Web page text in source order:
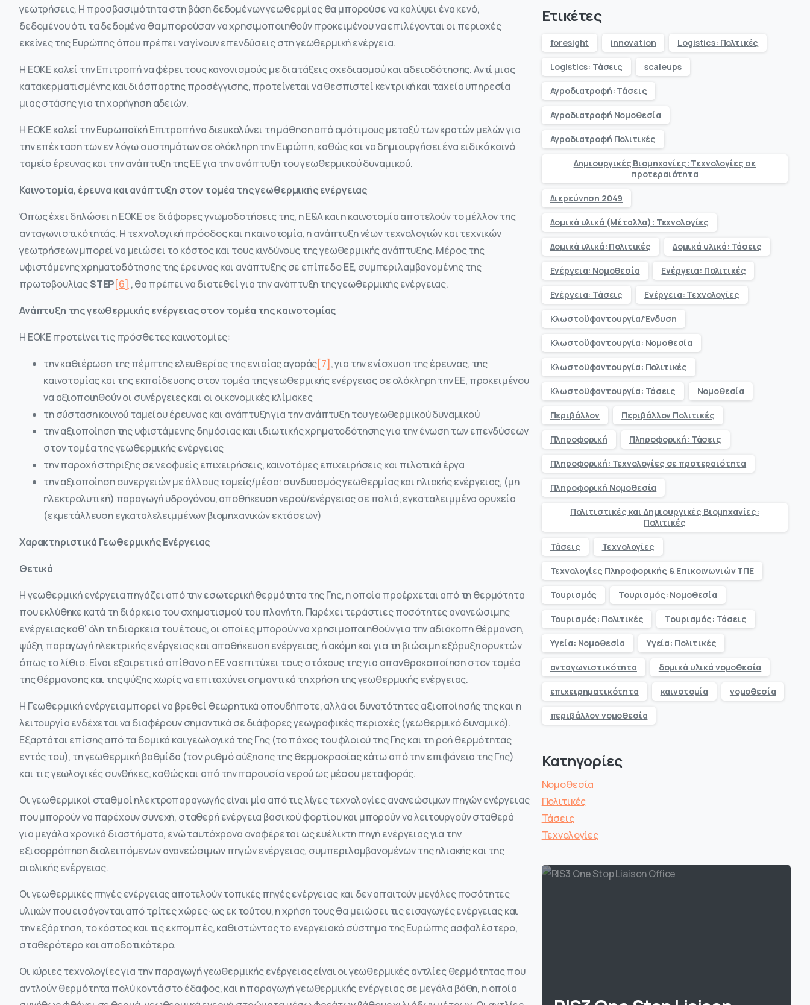
γεωτρήσεις. Η προσβασιμότητα στη βάση δεδομένων γεωθερμίας θα μπορούσε να καλύψει ένα κενό,
δεδομένου ότι τα δεδομένα θα μπορούσαν να χρησιμοποιηθούν προκειμένου να επιλέγονται οι περιοχές
εκείνες της Ευρώπης όπου πρέπει να γίνουν επενδύσεις στη γεωθερμική ενέργεια.
Η ΕΟΚΕ καλεί την Επιτροπή να φέρει τους κανονισμούς με διατάξεις σχεδιασμού και αδειοδότησης. Αντί μιας
κατακερματισμένης και διάσπαρτης προσέγγισης, προτείνεται να θεσπιστεί κεντρική και ταχεία υπηρεσία
μιας στάσης για τη χορήγηση αδειών.
Η ΕΟΚΕ καλεί την Ευρωπαϊκή Επιτροπή να διευκολύνει τη μάθηση από ομότιμους μεταξύ των κρατών μελών για
την επέκταση των εν λόγω συστημάτων σε ολόκληρη την Ευρώπη, καθώς και να δημιουργήσει ένα ειδικό κοινό
ταμείο έρευνας και την ανάπτυξη της ΕΕ για την ανάπτυξη του γεωθερμικού δυναμικού.
Καινοτομία, έρευνα και ανάπτυξη στον τομέα της γεωθερμικής ενέργειας
Όπως έχει δηλώσει η ΕΟΚΕ σε διάφορες γνωμοδοτήσεις της, η Ε&Α και η καινοτομία αποτελούν το μέλλον της
ανταγωνιστικότητάς. Η τεχνολογική πρόοδος και η καινοτομία, η ανάπτυξη νέων τεχνολογιών και τεχνικών
γεωτρήσεων μπορεί να μειώσει το κόστος και τους κινδύνους της γεωθερμικής ανάπτυξης. Μέρος της
υφιστάμενης χρηματοδότησης της έρευνας και ανάπτυξης σε επίπεδο ΕΕ, συμπεριλαμβανομένης της
πρωτοβουλίαςSTEP[6] , θα πρέπει να διατεθεί για την ανάπτυξη της γεωθερμικής ενέργειας.
Ανάπτυξη της γεωθερμικής ενέργειας στον τομέα της καινοτομίας
Η ΕΟΚΕ προτείνει τις πρόσθετες καινοτομίες:
την καθιέρωση της πέμπτης ελευθερίας της ενιαίας αγοράς[7] , για την ενίσχυση της έρευνας, της
καινοτομίας και της εκπαίδευσης στον τομέα της γεωθερμικής ενέργειας σε ολόκληρη την ΕΕ, προκειμένου
να αξιοποιηθούν οι συνέργειες και οι οικονομικές κλίμακες
τη σύσταση κοινού ταμείου έρευνας και ανάπτυξη για την ανάπτυξη του γεωθερμικού δυναμικού
την αξιοποίηση της υφιστάμενης δημόσιας και ιδιωτικής χρηματοδότησης για την ένωση των επενδύσεων
στον τομέα της γεωθερμικής ενέργειας
την παροχή στήριξης σε νεοφυείς επιχειρήσεις, καινοτόμες επιχειρήσεις και πιλοτικά έργα
την αξιοποίηση συνεργειών με άλλους τομείς/μέσα: συνδυασμός γεωθερμίας και ηλιακής ενέργειας, (μη
ηλεκτρολυτική) παραγωγή υδρογόνου, αποθήκευση νερού/ενέργειας σε παλιά, εγκαταλειμμένα ορυχεία
(εκμετάλλευση εγκαταλελειμμένων βιομηχανικών εκτάσεων)
Χαρακτηριστικά Γεωθερμικής Ενέργειας
Θετικά
Η γεωθερμική ενέργεια πηγάζει από την εσωτερική θερμότητα της Γης, η οποία προέρχεται από τη θερμότητα
που εκλύθηκε κατά τη διάρκεια του σχηματισμού του πλανήτη. Παρέχει τεράστιες ποσότητες ανανεώσιμης
ενέργειας καθ’ όλη τη διάρκεια του έτους, οι οποίες μπορούν να χρησιμοποιηθούν για την αδιάκοπη θέρμανση,
ψύξη, παραγωγή ηλεκτρικής ενέργειας και αποθήκευση ενέργειας, ή ακόμη και για τη βιώσιμη εξόρυξη ορυκτών
όπως το λίθιο. Είναι εξαιρετικά απίθανο η ΕΕ να επιτύχει τους στόχους της για απανθρακοποίηση στον τομέα
της θέρμανσης και της ψύξης χωρίς να επιταχύνει σημαντικά τη χρήση της γεωθερμικής ενέργειας.
Η Γεωθερμική ενέργεια μπορεί να βρεθεί θεωρητικά οπουδήποτε, αλλά οι δυνατότητες αξιοποίησής της και η
λειτουργία ενδέχεται να διαφέρουν σημαντικά σε διάφορες γεωγραφικές περιοχές (γεωθερμικό δυναμικό).
Εξαρτάται επίσης από τα δομικά και γεωλογικά της Γης (το πάχος του φλοιού της Γης και τη ροή θερμότητας
εντός του), τη γεωθερμική βαθμίδα (τον ρυθμό αύξησης της θερμοκρασίας κάτω από την επιφάνεια της Γης)
και τις γεωλογικές συνθήκες, καθώς και από την παρουσία νερού ως μέσου μεταφοράς.
Οι γεωθερμικοί σταθμοί ηλεκτροπαραγωγής είναι μία από τις λίγες τεχνολογίες ανανεώσιμων πηγών ενέργειας
που μπορούν να παρέχουν συνεχή, σταθερή ενέργεια βασικού φορτίου και μπορούν να λειτουργούν σταθερά
για μεγάλα χρονικά διαστήματα, ενώ ταυτόχρονα αναφέρεται ως ευέλικτη πηγή ενέργειας για την
εξισορρόπηση διαλειπόμενων ανανεώσιμων πηγών ενέργειας, συμπεριλαμβανομένων της ηλιακής και της
αιολικής ενέργειας.
Οι γεωθερμικές πηγές ενέργειας αποτελούν τοπικές πηγές ενέργειας και δεν απαιτούν μεγάλες ποσότητες
υλικών που εισάγονται από τρίτες χώρες· ως εκ τούτου, η χρήση τους θα μειώσει τις εισαγωγές ενέργειας και
την εξάρτηση, το κόστος και τις εκπομπές, καθιστώντας το ενεργειακό σύστημα της Ευρώπης ασφαλέστερο,
σταθερότερο και αποδοτικότερο.
Οι κύριες τεχνολογίες για την παραγωγή γεωθερμικής ενέργειας είναι οι γεωθερμικές αντλίες θερμότητας που
αντλούν θερμότητα πολύ κοντά στο έδαφος, και η παραγωγή γεωθερμικής ενέργειας σε μεγάλα βάθη, η οποία
Ετικέτες
foresight innovation Logistics: Πολτικές
Logistics: Τάσεις scaleups
Αγροδιατροφή: Τάσεις
Αγροδιατροφή Νομοθεσία
Αγροδιατροφή Πολιτικές
Δημιουργικές Βιομηχανίες: Τεχνολογίες σε
προτεραιότητα
Διερεύνηση 2049
Δομικά υλικά (Μέταλλα): Τεχνολογίες
Δομικά υλικά: Πολιτικές Δομικά υλικά: Τάσεις
Ενέργεια: Νομοθεσία Ενέργεια: Πολιτικές
Ενέργεια: Τάσεις Ενέργεια: Τεχνολογίες
Κλωστοϋφαντουργία/Ένδυση
Κλωστοϋφαντουργία: Νομοθεσία
Κλωστοϋφαντουργία: Πολιτικές
Κλωστοϋφαντουργία: Τάσεις Νομοθεσία
Περιβάλλον Περιβάλλον Πολιτικές
Πληροφορική Πληροφορική: Τάσεις
Πληροφορική: Τεχνολογίες σε προτεραιότητα
Πληροφορική Νομοθεσία
Πολιτιστικές και Δημιουργικές Βιομηχανίες:
Πολιτικές
Τάσεις Τεχνολογίες
Τεχνολογίες Πληροφορικής & Επικοινωνιών ΤΠΕ
Τουρισμός Τουρισμός: Νομοθεσία
Τουρισμός: Πολιτικές Τουρισμός: Τάσεις
Υγεία: Νομοθεσία Υγεία: Πολιτικές
ανταγωνιστικότητα δομικά υλικά νομοθεσία
επιχειρηματικότητα καινοτομία νομοθεσία
περιβάλλον νομοθεσία
Κατηγορίες
Νομοθεσία
Πολιτικές
Τάσεις
Τεχνολογίες